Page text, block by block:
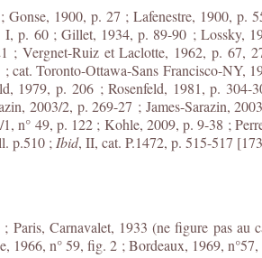
1900, p. 27 ; Lafenestre, 1900, p.
p. 60 ; Gillet, 1934, p. 89-90 ; Lossky,
Vergnet-Ruiz et Laclotte, 1962, p. 67,
cat. Toronto-Ottawa-Sans Francisco-NY,
1979, p. 206 ; Rosenfeld, 1981, p. 304-
2003/2, p. 269-27 ; James-Sarazin,
n° 49, p. 122 ; Kohle, 2009, p. 9-38 ;
p.510 ; Ibid, II, cat. P.1472, p. 515-517
Paris, Carnavalet, 1933 (ne figure pas
1966, n° 59, fig. 2 ; Bordeaux, 1969,